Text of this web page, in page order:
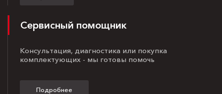
Сервисный помощник
Консультация, диагностика или покупка
комплектующих - мы готовы помочь
Подробнее